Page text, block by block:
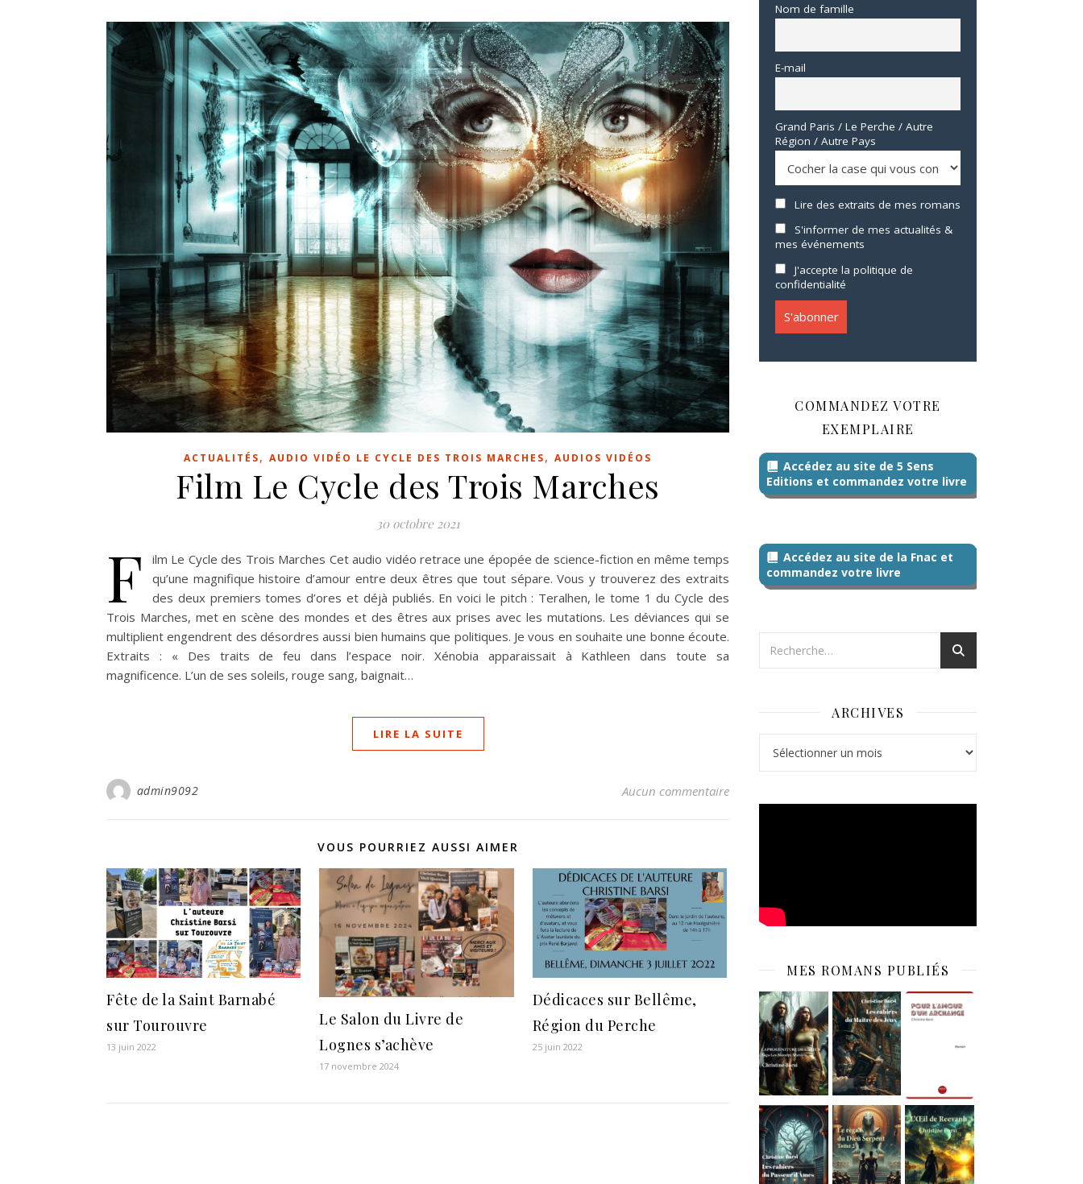
ACTUALITÉS, AUDIO VIDÉO LE CYCLE DES TROIS MARCHES, AUDIOS VIDÉOS
Film Le Cycle des Trois Marches
30 octobre 2021
F
ilm Le Cycle des Trois Marches Cet audio vidéo retrace une épopée de science-fiction en même temps
qu’une magnifique histoire d’amour entre deux êtres que tout sépare. Vous y trouverez des extraits
des deux premiers tomes d’ores et déjà publiés. En voici le pitch : Teralhen, le tome 1 du Cycle des
Trois Marches, met en scène des mondes et des êtres aux prises avec les mutations. Les déviances qui se
multiplient engendrent des désordres aussi bien humains que politiques. Je vous en souhaite une bonne écoute.
Extraits : « Des traits de feu dans l’espace noir. Xénobia apparaissait à Kathleen dans toute sa
magnificence. L’un de ses soleils, rouge sang, baignait…
LIRE LA SUITE
admin9092 Aucun commentaire
VOUS POURRIEZ AUSSI AIMER
Fête de la Saint Barnabé
sur Tourouvre
13 juin 2022
Le Salon du Livre de
Lognes s’achève
17 novembre 2024
Dédicaces sur Bellême,
Région du Perche
25 juin 2022
Nom de famille
E-mail
Grand Paris / Le Perche / Autre
Région / Autre Pays
Lire des extraits de mes romans
S'informer de mes actualités &
mes événements
J'accepte la politique de
confidentialité
COMMANDEZ VOTRE
EXEMPLAIRE
Accédez au site de 5 Sens
Editions et commandez votre livre
Accédez au site de la Fnac et
commandez votre livre
ARCHIVES
MES ROMANS PUBLIÉS